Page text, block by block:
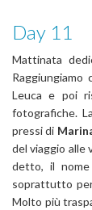
Day 11
Mattinata
Leuca e poi
fotografiche.
pressi di
del viaggio alle
detto, il nome
soprattutto
Molto più